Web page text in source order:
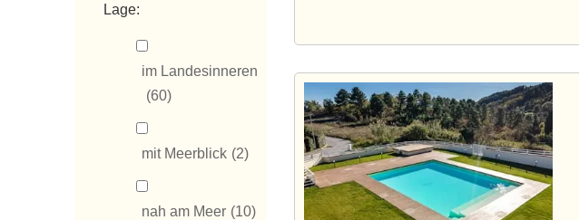
Lage:
im Landesinneren
(60)
mit Meerblick (2)
nah am Meer (10)